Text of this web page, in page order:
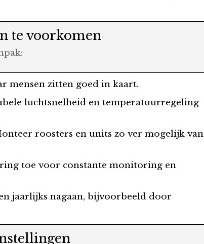
te voorkomen
mensen zitten goed in kaart.
luchtsnelheid en temperatuurregeling
roosters en units zo ver mogelijk van
toe voor constante monitoring en
jaarlijks nagaan, bijvoorbeeld door